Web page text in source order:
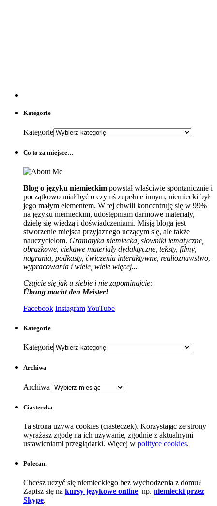
Kategorie
Kategorie
Co to za miejsce…
Blog o języku niemieckim powstał właściwie spontanicznie i
początkowo miał być o czymś zupełnie innym, niemiecki był
jego małym elementem. W tej chwili koncentruję się w 99%
na języku niemieckim, udostępniam darmowe materiały,
dzielę się wiedzą i doświadczeniami. Misją bloga jest
stworzenie miejsca przyjaznego uczącym się, ale także
nauczycielom. Gramatyka niemiecka, słowniki tematyczne,
obrazkowe, ciekawe materiały dydaktyczne, teksty, filmy,
nagrania, podkasty, ćwiczenia interaktywne, realioznawstwo,
wypracowania i wiele, wiele więcej...
Czujcie się jak u siebie i nie zapominajcie:
Übung macht den Meister!
Facebook InstagramYouTube
Kategorie
Kategorie
Archiwa
Archiwa
Ciasteczka
Ta strona używa cookies (ciasteczek). Korzystając ze strony
wyrażasz zgodę na ich używanie, zgodnie z aktualnymi
ustawieniami przeglądarki. Więcej w polityce cookies.
Polecam
Chcesz uczyć się niemieckiego bez wychodzenia z domu?
Zapisz się na kursy językowe online, np. niemiecki przez
Skype.